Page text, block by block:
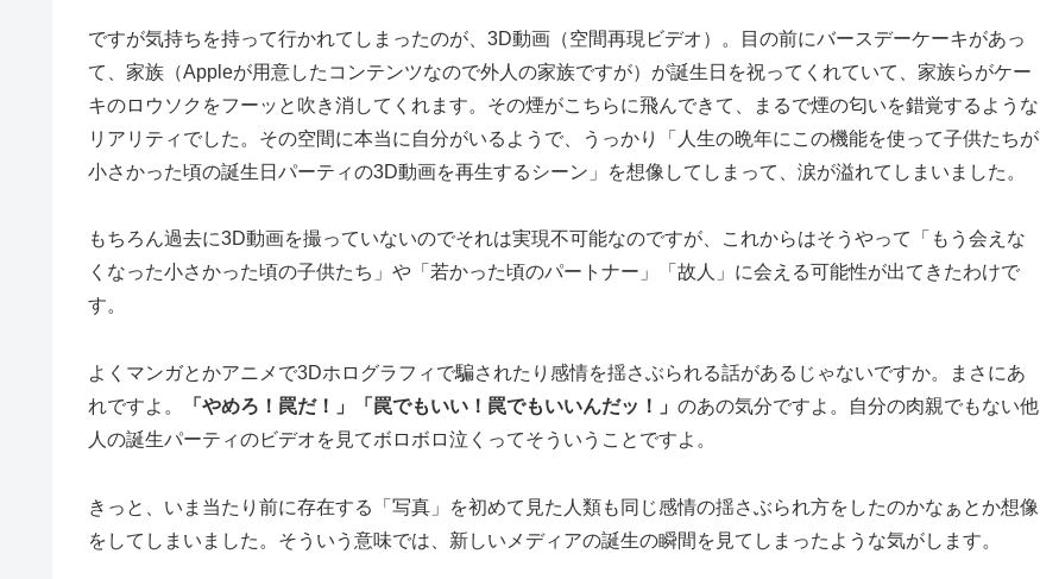
ですが気持ちを持って行かれてしまったのが、3D動画（空間再現ビデオ）。目の前にバースデーケーキがあっ
て、家族（Appleが用意したコンテンツなので外人の家族ですが）が誕生日を祝ってくれていて、家族らがケー
キのロウソクをフーッと吹き消してくれます。その煙がこちらに飛んできて、まるで煙の匂いを錯覚するような
リアリティでした。その空間に本当に自分がいるようで、うっかり「人生の晩年にこの機能を使って子供たちが
小さかった頃の誕生日パーティの3D動画を再生するシーン」を想像してしまって、涙が溢れてしまいました。
もちろん過去に3D動画を撮っていないのでそれは実現不可能なのですが、これからはそうやって「もう会えな
くなった小さかった頃の子供たち」や「若かった頃のパートナー」「故人」に会える可能性が出てきたわけで
す。
よくマンガとかアニメで3Dホログラフィで騙されたり感情を揺さぶられる話があるじゃないですか。まさにあ
れですよ。
「やめろ！罠だ！」「罠でもいい！罠でもいいんだッ！」 のあの気分ですよ。自分の肉親でもない他
人の誕生パーティのビデオを見てボロボロ泣くってそういうことですよ。
きっと、いま当たり前に存在する「写真」を初めて見た人類も同じ感情の揺さぶられ方をしたのかなぁとか想像
をしてしまいました。そういう意味では、新しいメディアの誕生の瞬間を見てしまったような気がします。